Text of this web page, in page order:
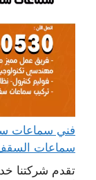
سماعات
تقدم شركتنا